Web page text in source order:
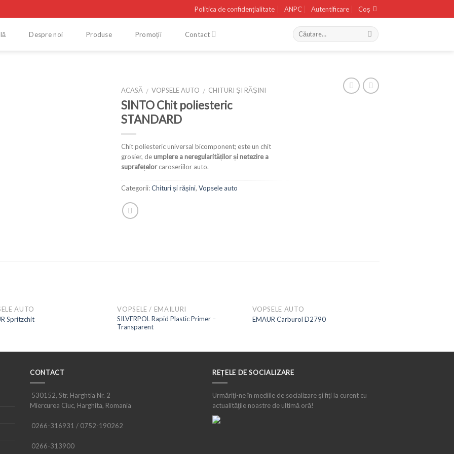
Politica de confidențialitate ANPC Autentificare Coș
Despre noi Produse Promoții Contact
ACASĂ / VOPSELE AUTO / CHITURI ȘI RĂȘINI
SINTO Chit poliesteric
STANDARD
Chit poliesteric universal bicomponent; este un chit
grosier, deumplere a neregularităților și netezire a
suprafețelorcaroseriilor auto.
Categorii:Chituri și rășini, Vopsele auto
AUTO
Spritzchit
VOPSELE / EMAILURI
SILVERPOL Rapid Plastic Primer –
Transparent
VOPSELE AUTO
EMAUR Carburol D2790
CONTACT
530152, Str. Harghtia Nr. 2
Miercurea Ciuc, Harghita, Romania
0266-316931 / 0752-190262
0266-313900
REȚELE DE SOCIALIZARE
Urmăriţi-ne în mediile de socializare şi fiţi la curent cu
actualităţile noastre de ultimă oră!